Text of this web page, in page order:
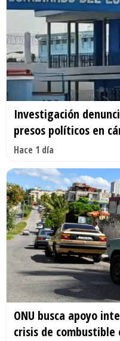
Investigación
presos políticos en
Hace 1 día
ONU busca apoyo
crisis de combustible